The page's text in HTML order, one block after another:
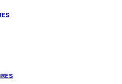
jour après